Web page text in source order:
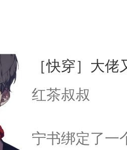
［快穿］大
红茶叔叔
宁书绑定了一